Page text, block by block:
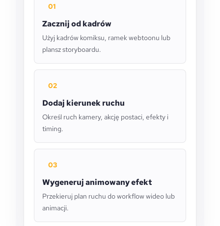
01
Zacznij od kadrów
Użyj kadrów komiksu, ramek webtoonu lub
plansz storyboardu.
02
Dodaj kierunek ruchu
Określ ruch kamery, akcję postaci, efekty i
timing.
03
Wygeneruj animowany efekt
Przekieruj plan ruchu do workflow wideo lub
animacji.